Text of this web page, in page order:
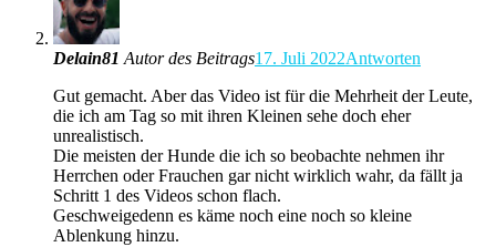
Delain81 Autor des Beitrags17. Juli 2022Antworten
Gut gemacht. Aber das Video ist für die Mehrheit der Leute,
die ich am Tag so mit ihren Kleinen sehe doch eher
unrealistisch.
Die meisten der Hunde die ich so beobachte nehmen ihr
Herrchen oder Frauchen gar nicht wirklich wahr, da fällt ja
Schritt 1 des Videos schon flach.
Geschweigedenn es käme noch eine noch so kleine
Ablenkung hinzu.